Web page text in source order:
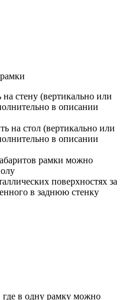
стену (вертикально или
в описании
на стол (вертикально или
в описании
рамки можно
поверхностях за
в заднюю стенку
где в одну рамку можно